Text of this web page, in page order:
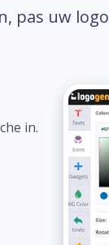
pas uw
in.